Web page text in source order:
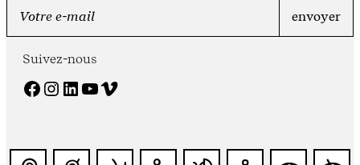
Suivez-nous
Facebook Instagram LinkedIn YouTube Vimeo